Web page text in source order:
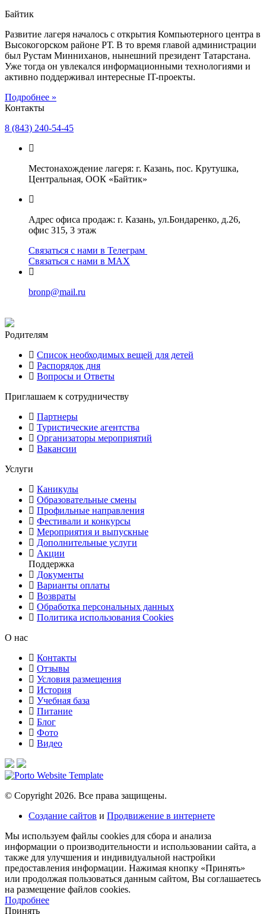
Байтик
Развитие лагеря началось с открытия Компьютерного центра в
Высокогорском районе РТ. В то время главой администрации
был Рустам Минниханов, нынешний президент Татарстана.
Уже тогда он увлекался информационными технологиями и
активно поддерживал интересные IT-проекты.
Подробнее »
Контакты
8 (843) 240-54-45
Местонахождение лагеря: г. Казань, пос. Крутушка,
Центральная, ООК «Байтик»
Адрес офиса продаж: г. Казань, ул.Бондаренко, д.26,
офис 315, 3 этаж
Связаться с нами в Телеграм
Связаться с нами в МАХ
bronp@mail.ru
Родителям
Список необходимых вещей для детей
Распорядок дня
Вопросы и Ответы
Приглашаем к сотрудничеству
Партнеры
Туристические агентства
Организаторы мероприятий
Вакансии
Услуги
Каникулы
Образовательные смены
Профильные направления
Фестивали и конкурсы
Мероприятия и выпускные
Дополнительные услуги
Акции
Поддержка
Документы
Варианты оплаты
Возвраты
Обработка персональных данных
Политика использования Cookies
О нас
Контакты
Отзывы
Условия размещения
История
Учебная база
Питание
Блог
Фото
Видео
© Copyright 2026. Все права защищены.
Создание сайтов и Продвижение в интернете
Мы используем файлы cookies для сбора и анализа
информации о производительности и использовании сайта, а
также для улучшения и индивидуальной настройки
предоставления информации. Нажимая кнопку «Принять»
или продолжая пользоваться данным сайтом, Вы соглашаетесь
на размещение файлов сookies.
Подробнее
Принять